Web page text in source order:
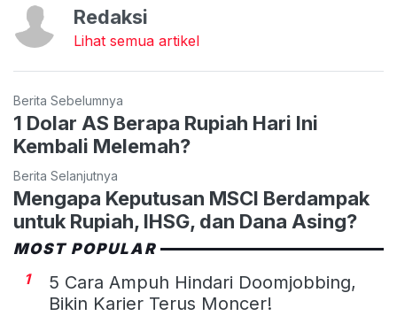
Redaksi
Lihat semua artikel
Berita Sebelumnya
1 Dolar AS Berapa Rupiah Hari Ini
Kembali Melemah?
Berita Selanjutnya
Mengapa Keputusan MSCI Berdampak
untuk Rupiah, IHSG, dan Dana Asing?
MOST POPULAR
1
5 Cara Ampuh Hindari Doomjobbing,
Bikin Karier Terus Moncer!